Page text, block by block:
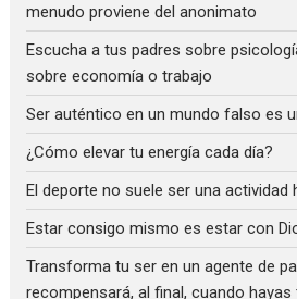
menudo proviene del anonimato
Escucha a tus padres sobre
sobre economía o trabajo
Ser auténtico en un mundo falso es
¿Cómo elevar tu energía cada día?
El deporte no suele ser una actividad
Estar consigo mismo es estar con
Transforma tu ser en un agente de
recompensará, al final, cuando